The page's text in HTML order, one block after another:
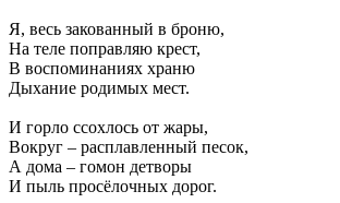
Я, весь закованный в броню,
На теле поправляю крест,
В воспоминаниях храню
Дыхание родимых мест.
И горло ссохлось от жары,
Вокруг – расплавленный песок,
А дома – гомон детворы
И пыль просёлочных дорог.